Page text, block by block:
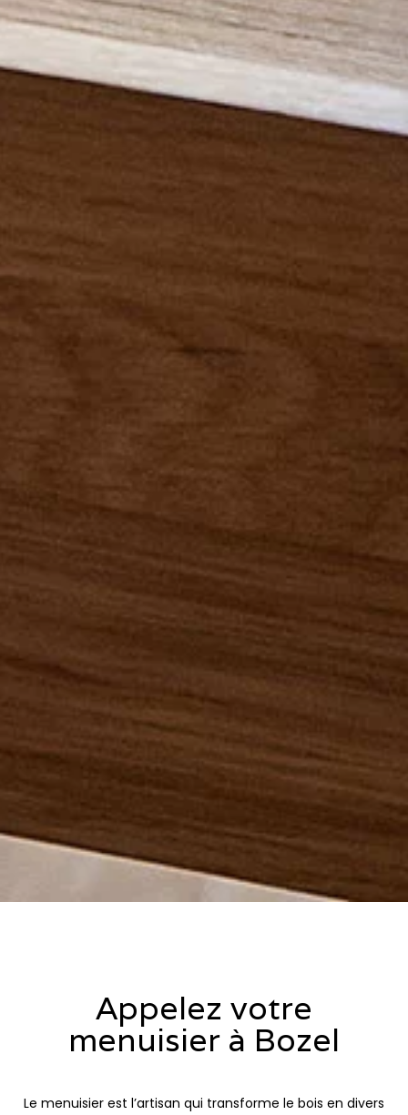
Appelez votre
menuisier à Bozel
Le menuisier est l’artisan qui transforme le bois en divers